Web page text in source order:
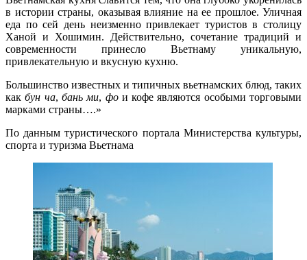
в истории страны, оказывая влияние на ее прошлое. Уличная
еда по сей день неизменно привлекает туристов в столицу
Ханой и Хошимин. Действительно, сочетание традиций и
современности принесло Вьетнаму уникальную,
привлекательную и вкусную кухню.
Большинство известных и типичных вьетнамских блюд, таких
какбун ча, бань ми, фои кофе являются особыми торговыми
марками страны….»
По данным туристического портала Министерства культуры,
спорта и туризма Вьетнама